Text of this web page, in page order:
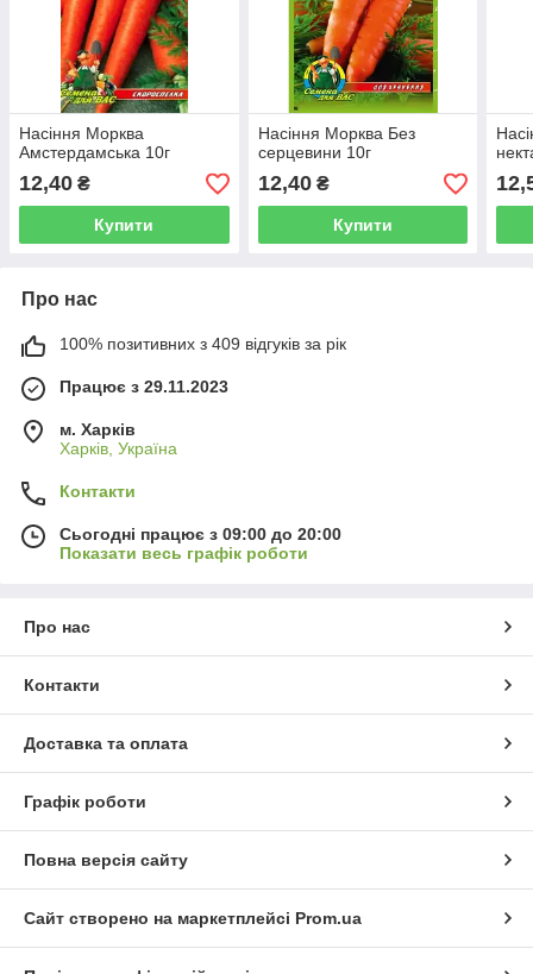
Насіння Морква
Амстердамська 10г
12,40 ₴
Купити
Насіння Морква Без
серцевини 10г
12,40₴
Купити
Про нас
100% позитивних з 409 відгуків за рік
Працює з 29.11.2023
м. Харків
Харків, Україна
Контакти
Сьогодні працює з 09:00 до 20:00
Показати весь графік роботи
Про нас
Контакти
Доставка та оплата
Графік роботи
Повна версія сайту
Сайт створено на маркетплейсі Prom.ua